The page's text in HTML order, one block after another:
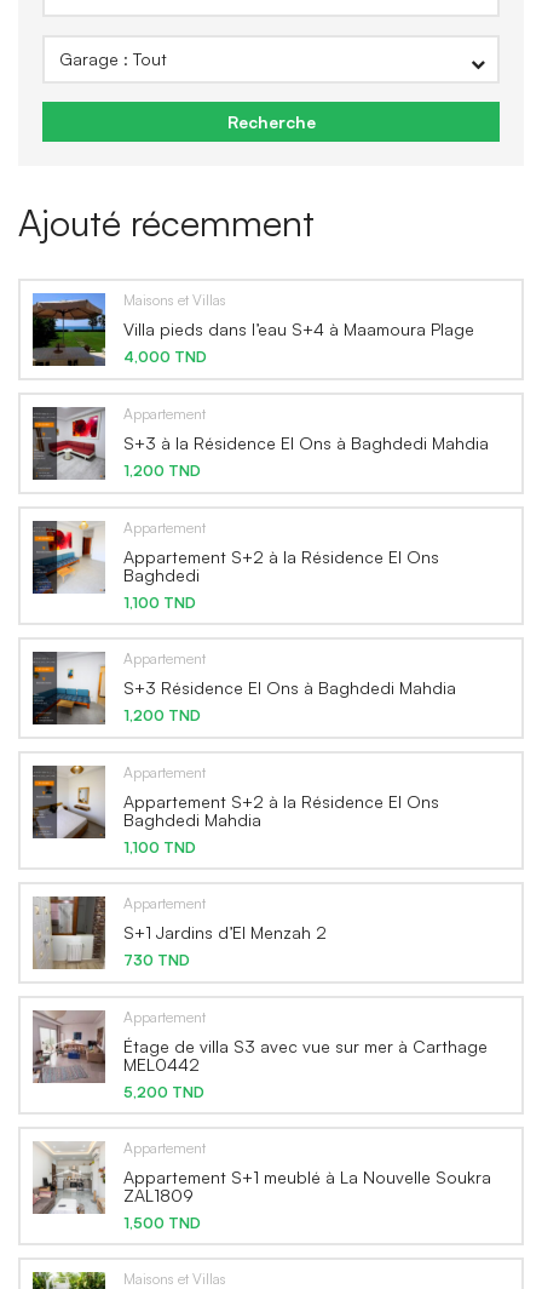
Recherche
Ajouté récemment
Maisons et Villas
Villa pieds dans l’eau S+4 à Maamoura Plage
4,000 TND
Appartement
S+3 à la Résidence El Ons à Baghdedi Mahdia
1,200 TND
Appartement
Appartement S+2 à la Résidence El Ons
Baghdedi
1,100 TND
Appartement
S+3 Résidence El Ons à Baghdedi Mahdia
1,200 TND
Appartement
Appartement S+2 à la Résidence El Ons
Baghdedi Mahdia
1,100 TND
Appartement
S+1 Jardins d’El Menzah 2
730 TND
Appartement
Étage de villa S3 avec vue sur mer à Carthage
MEL0442
5,200 TND
Appartement
Appartement S+1 meublé à La Nouvelle Soukra
ZAL1809
1,500 TND
Maisons et Villas